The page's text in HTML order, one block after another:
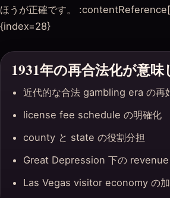
ほうが正確です。
{index=28}
1931年の再合法化が意
近代的な合法 gambling era の再
license fee schedule の明確化
county と state の役割分担
Great Depression 下の
Las Vegas visitor economy の